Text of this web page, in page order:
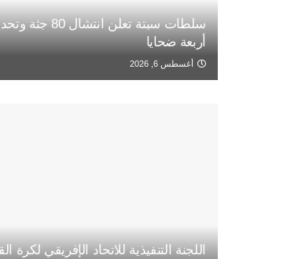
سلطات سبتة تعلن
أربعة ضحايا
أغسطس 6, 2026
اللجنة التنفيذية للاتحاد الإفريقي لكرة